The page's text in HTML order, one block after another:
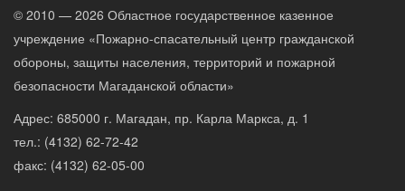
© 2010 — 2026 Областное государственное казенное
учреждение «Пожарно-спасательный центр гражданской
обороны, защиты населения, территорий и пожарной
безопасности Магаданской области»
Адрес: 685000 г. Магадан, пр. Карла Маркса, д. 1
тел.: (4132) 62-72-42
факс: (4132) 62-05-00